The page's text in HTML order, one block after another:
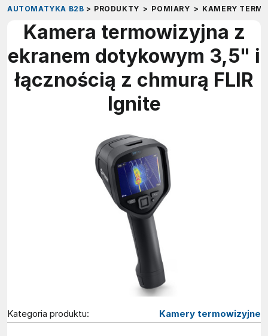
AUTOMATYKA B2B > PRODUKTY > POMIARY > KAMERY
Kamera termowizyjna z
ekranem dotykowym 3,5" i
łącznością z chmurą FLIR
Ignite
Kategoria produktu: Kamery termowizyjne